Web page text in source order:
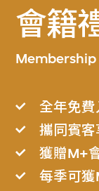
會籍
全年免
攜同賓
獲贈M+
每季可